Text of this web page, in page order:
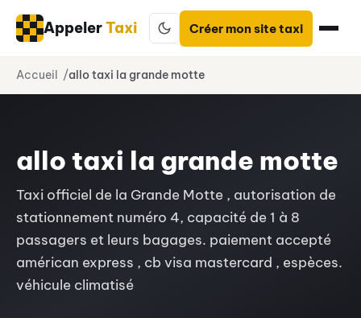
Aller
AppelerTaxi Créer mon site taxi
Accueil allo taxi la grande motte
allo taxi la grande motte
Taxi officiel de la Grande Motte , autorisation de
stationnement numéro 4, capacité de 1 à 8
passagers et leurs bagages. paiement accepté
américan express , cb visa mastercard , espèces.
véhicule climatisé